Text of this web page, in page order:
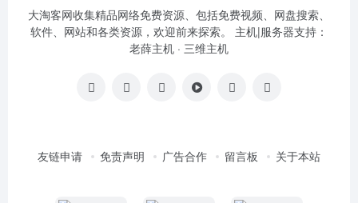
大淘客网收集精品网络免费资源、包括免费视频、网盘搜索、
软件、网站和各类资源，欢迎前来探索。 主机|服务器支持：
老薛主机 · 三维主机
友链申请 免责声明 广告合作 留言板 关于本站